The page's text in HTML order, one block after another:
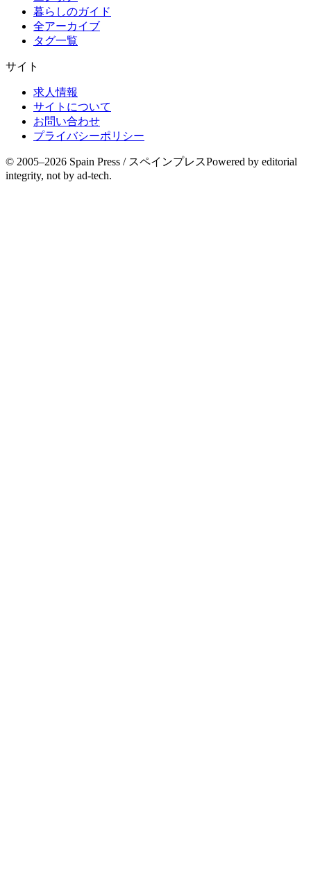
暮らしのガイド
全アーカイブ
タグ一覧
サイト
求人情報
サイトについて
お問い合わせ
プライバシーポリシー
© 2005–2026 Spain Press / スペインプレスPowered by editorial
integrity, not by ad-tech.